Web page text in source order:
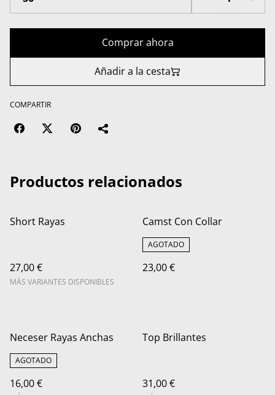
Comprar ahora
Añadir a la cesta
COMPARTIR
Productos relacionados
Short Rayas
27,00 €
MÁS VARIANTES DISPONIBLES
Camst Con Collar
AGOTADO
23,00 €
Neceser Rayas Anchas
AGOTADO
16,00 €
Top Brillantes
31,00 €